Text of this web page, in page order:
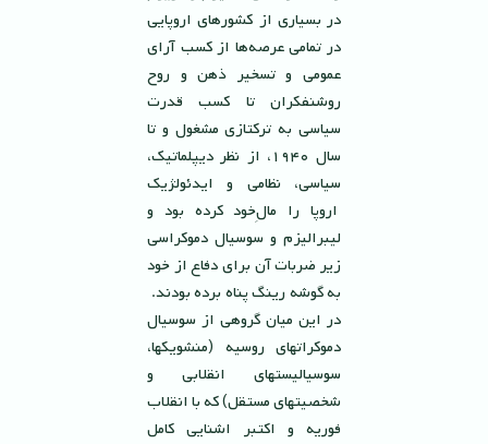
در بسيارى از كشورهاى اروپايى
در تمامى عرصه‌ها از كسب آراى
عمومى و تسخير ذهن و روح
روشنفكران تا كسب قدرت
سياسى به تركتازى مشغول و تا
سال ١٩٤٠، از نظر ديپلماتيك،
سياسى، نظامى و ايدئولژيك
اروپا را مالِ‌خود كرده بود و
ليبراليزم و سوسيال دموكراسى
زير ضربات آن براى دفاع از خود
به گوشه رينگ پناه برده بودند.
در اين ميان گروهى از سوسيال
دموكراتهاى روسيه (منشويكها،
سوسياليستهاى انقلابى و
شخصيتهاى مستقل) كه با انقلاب
فوريه و اكتبر اشنايى كامل